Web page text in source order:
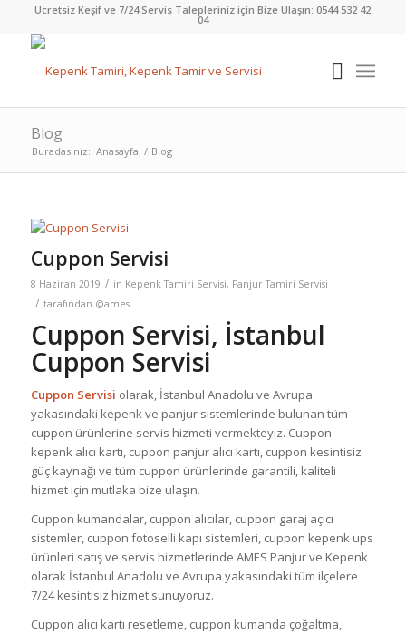
Ücretsiz Keşif ve 7/24 Servis Talepleriniz için Bize Ulaşın:0544 532 42
04
Blog
Buradasınız: Anasayfa / Blog
Cuppon Servisi
8 Haziran 2019 / in Kepenk Tamiri Servisi, Panjur Tamiri Servisi
/ tarafından @ames
Cuppon Servisi, İstanbul
Cuppon Servisi
Cuppon Servisi olarak, İstanbul Anadolu ve Avrupa
yakasındaki kepenk ve panjur sistemlerinde bulunan tüm
cuppon ürünlerine servis hizmeti vermekteyiz. Cuppon
kepenk alıcı kartı, cuppon panjur alıcı kartı, cuppon kesintisiz
güç kaynağı ve tüm cuppon ürünlerinde garantili, kaliteli
hizmet için mutlaka bize ulaşın.
Cuppon kumandalar, cuppon alıcılar, cuppon garaj açıcı
sistemler, cuppon fotoselli kapı sistemleri, cuppon kepenk ups
ürünleri satış ve servis hizmetlerinde AMES Panjur ve Kepenk
olarak İstanbul Anadolu ve Avrupa yakasındaki tüm ilçelere
7/24 kesintisiz hizmet sunuyoruz.
Cuppon alıcı kartı resetleme, cuppon kumanda çoğaltma,